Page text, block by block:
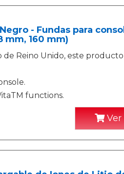
- Fundas para
mm, 160 mm)
Reino Unido, este
functions.
Ver